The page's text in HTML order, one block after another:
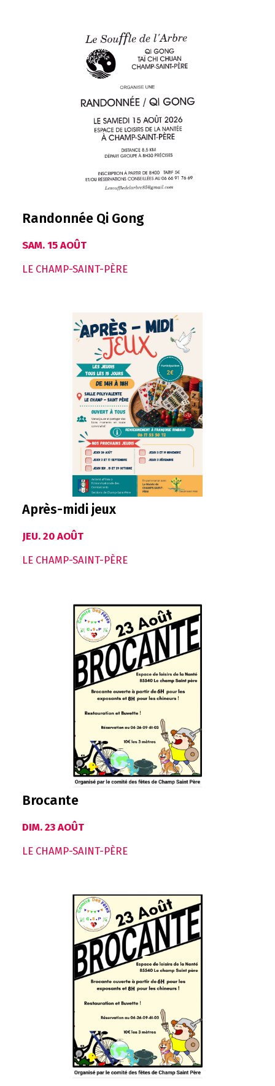
Randonnée Qi Gong
SAM. 15 AOÛT
LE CHAMP-SAINT-PÈRE
Après-midi jeux
JEU. 20 AOÛT
LE CHAMP-SAINT-PÈRE
Brocante
DIM. 23 AOÛT
LE CHAMP-SAINT-PÈRE